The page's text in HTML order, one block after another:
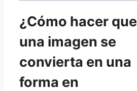
¿Cómo hacer que
una imagen se
convierta en una
forma en